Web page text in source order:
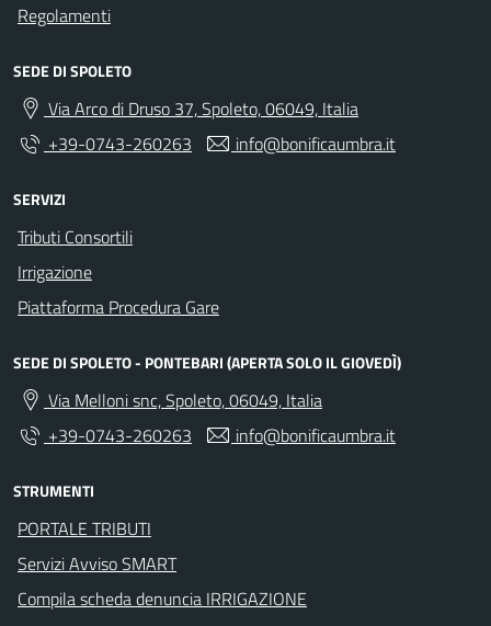
Regolamenti
SEDE DI SPOLETO
Via Arco di Druso 37, Spoleto, 06049, Italia
+39-0743-260263
info@bonificaumbra.it
SERVIZI
Tributi Consortili
Irrigazione
Piattaforma Procedura Gare
SEDE DI SPOLETO - PONTEBARI (APERTA SOLO IL GIOVEDÌ)
Via Melloni snc, Spoleto, 06049, Italia
+39-0743-260263
info@bonificaumbra.it
STRUMENTI
PORTALE TRIBUTI
Servizi Avviso SMART
Compila scheda denuncia IRRIGAZIONE